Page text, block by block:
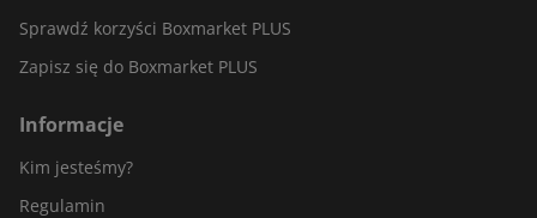
Sprawdź korzyści Boxmarket PLUS
Zapisz się do Boxmarket PLUS
Informacje
Kim jesteśmy?
Regulamin